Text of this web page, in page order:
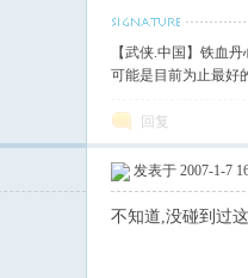
【武侠.中国】铁血
可能是目前为止最好
回复
发表于 2007-1-7
不知道,没碰到过